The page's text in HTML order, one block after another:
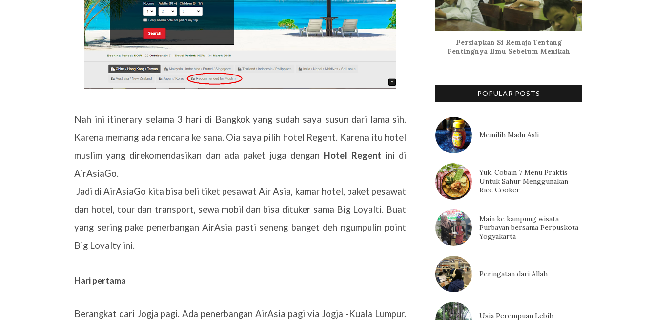
Nah ini itinerary selama 3 hari di Bangkok yang sudah saya susun dari lama sih.
Karena memang ada rencana ke sana. Oia saya pilih hotel Regent. Karena itu hotel
muslim yang direkomendasikan dan ada paket juga dengan Hotel Regent ini di
AirAsiaGo.
Jadi di AirAsiaGo kita bisa beli tiket pesawat Air Asia, kamar hotel, paket pesawat
dan hotel, tour dan transport, sewa mobil dan bisa dituker sama Big Loyalti. Buat
yang sering pake penerbangan AirAsia pasti seneng banget deh ngumpulin point
Big Loyalty ini.
Hari pertama
Berangkat dari Jogja pagi. Ada penerbangan AirAsia pagi via Jogja -Kuala Lumpur.
Persiapkan Si Remaja Tentang
Pentingnya Ilmu Sebelum Menikah
POPULAR POSTS
Memilih Madu Asli
Yuk, Cobain 7 Menu Praktis
Untuk Sahur Menggunakan
Rice Cooker
Main ke kampung wisata
Purbayan bersama Perpuskota
Yogyakarta
Peringatan dari Allah
Usia Perempuan Lebih